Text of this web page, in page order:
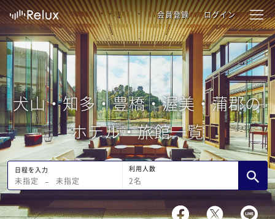
会員登録 ログイン
犬山・知多・豊橋・渥美・蒲郡の
ホテル・旅館一覧
日程を入力
未指定 − 未指定
利用人数
2名